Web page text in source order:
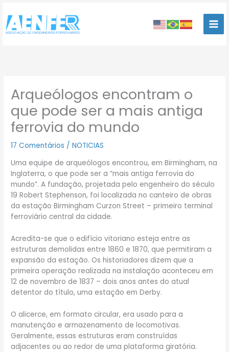
para
conteúdo
Arqueólogos encontram o
que pode ser a mais antiga
ferrovia do mundo
17 Comentários /NOTICIAS
Uma equipe de arqueólogos encontrou, em Birmingham, na
Inglaterra, o que pode ser a “mais antiga ferrovia do
mundo”. A fundação, projetada pelo engenheiro do século
19 Robert Stephenson, foi localizada no canteiro de obras
da estação Birmingham Curzon Street – primeiro terminal
ferroviário central da cidade.
Acredita-se que o edifício vitoriano esteja entre as
estruturas demolidas entre 1860 e 1870, que permitiram a
expansão da estação. Os historiadores dizem que a
primeira operação realizada na instalação aconteceu em
12 de novembro de 1837 – dois anos antes do atual
detentor do título, uma estação em Derby.
O alicerce, em formato circular, era usado para a
manutenção e armazenamento de locomotivas.
Geralmente, essas estruturas eram construídas
adjacentes ou ao redor de uma plataforma giratória.